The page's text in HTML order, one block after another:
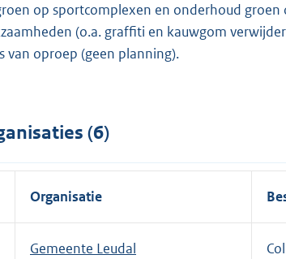
op sportcomplexen en onderhoud groen
(o.a. graffiti en kauwgom
van oproep (geen planning).
(6)
Organisatie
Gemeente Leudal